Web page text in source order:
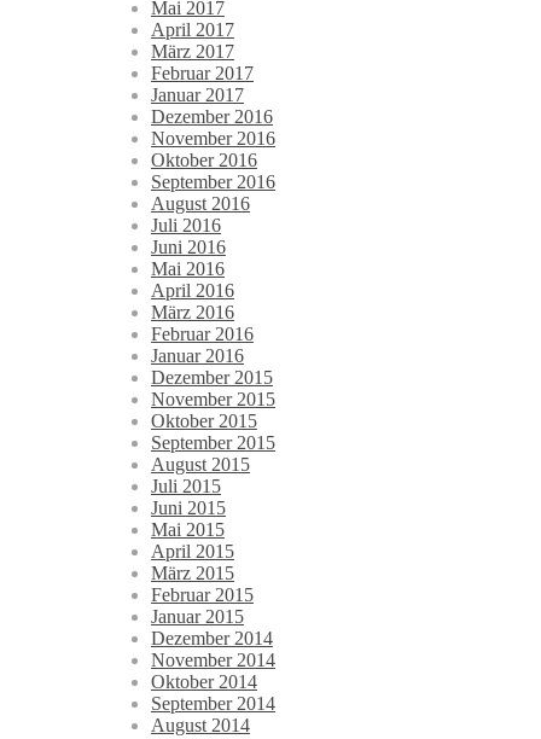
Mai 2017
April 2017
März 2017
Februar 2017
Januar 2017
Dezember 2016
November 2016
Oktober 2016
September 2016
August 2016
Juli 2016
Juni 2016
Mai 2016
April 2016
März 2016
Februar 2016
Januar 2016
Dezember 2015
November 2015
Oktober 2015
September 2015
August 2015
Juli 2015
Juni 2015
Mai 2015
April 2015
März 2015
Februar 2015
Januar 2015
Dezember 2014
November 2014
Oktober 2014
September 2014
August 2014